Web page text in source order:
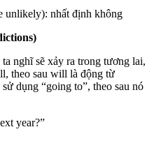
unlikely): nhất định không
nghĩ sẽ xảy ra trong tương lai,
theo sau will là động từ
dụng “going to”, theo sau nó
year?”